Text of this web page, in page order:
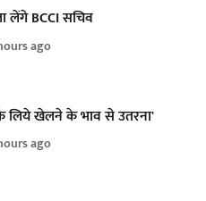
लेंगे BCCI सचिव
ago
लिये खेलने के भाव से उतरना'
ago